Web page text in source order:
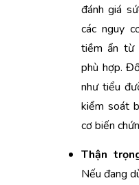
đánh giá
các nguy
tiềm ẩn từ
phù hợp.
như tiểu
kiểm soát
cơ biến
Thận
Nếu đang